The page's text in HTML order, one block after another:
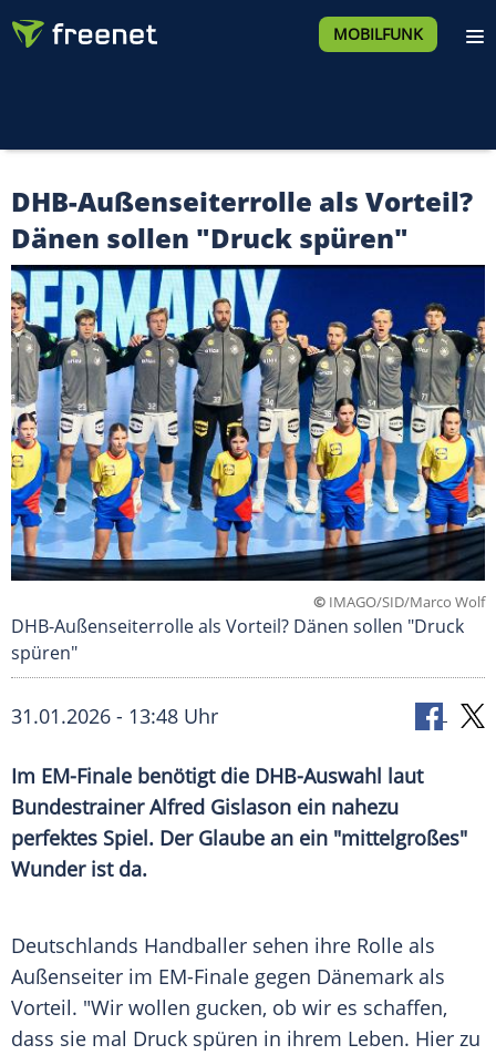
MOBILFUNK
DHB-Außenseiterrolle als Vorteil?
Dänen sollen "Druck spüren"
© IMAGO/SID/Marco Wolf
DHB-Außenseiterrolle als Vorteil? Dänen sollen "Druck
spüren"
31.01.2026 - 13:48 Uhr
Im EM-Finale benötigt die DHB-Auswahl laut
Bundestrainer Alfred Gislason ein nahezu
perfektes Spiel. Der Glaube an ein "mittelgroßes"
Wunder ist da.
Deutschlands Handballer sehen ihre Rolle als
Außenseiter im EM-Finale gegen Dänemark als
Vorteil. "Wir wollen gucken, ob wir es schaffen,
dass sie mal Druck spüren in ihrem Leben. Hier zu